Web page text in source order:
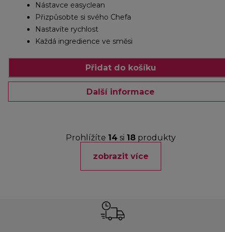
Nástavce easyclean
Přizpůsobte si svého Chefa
Nastavíte rychlost
Každá ingredience ve směsi
Přidat do košíku
Další informace
Prohlížíte 14si 18produkty
zobrazit více